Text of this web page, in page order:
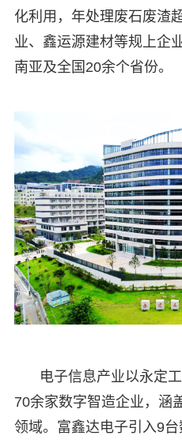
化利用，年处理废石废渣
业、鑫运源建材等规上企
南亚及全国20余个省份。
电子信息产业以永定
70余家数字智造企业，涵
领域。富鑫达电子引入9